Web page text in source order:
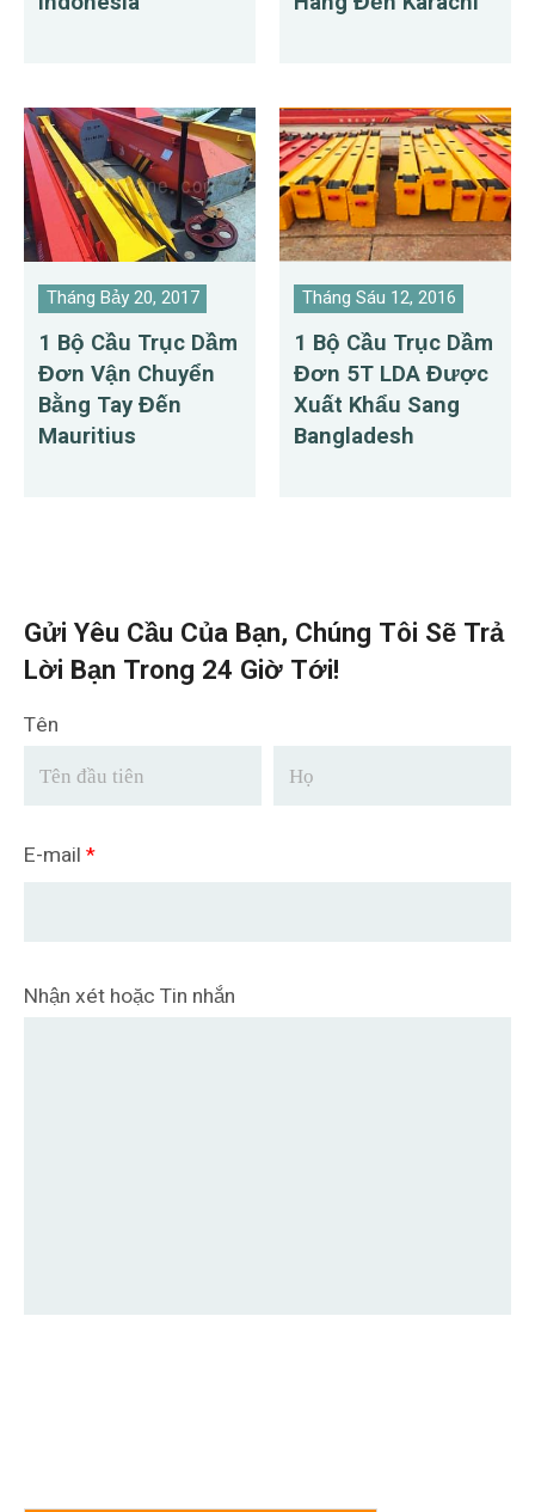
Tháng Bảy 20, 2017
1 Bộ Cầu Trục Dầm
Đơn Vận Chuyển
Bằng Tay Đến
Mauritius
Tháng Sáu 12, 2016
1 Bộ Cầu Trục Dầm
Đơn 5T LDA Được
Xuất Khẩu Sang
Bangladesh
Gửi Yêu Cầu Của Bạn, Chúng Tôi Sẽ Trả
Lời Bạn Trong 24 Giờ Tới!
Tên
E-mail *
Nhận xét hoặc Tin nhắn